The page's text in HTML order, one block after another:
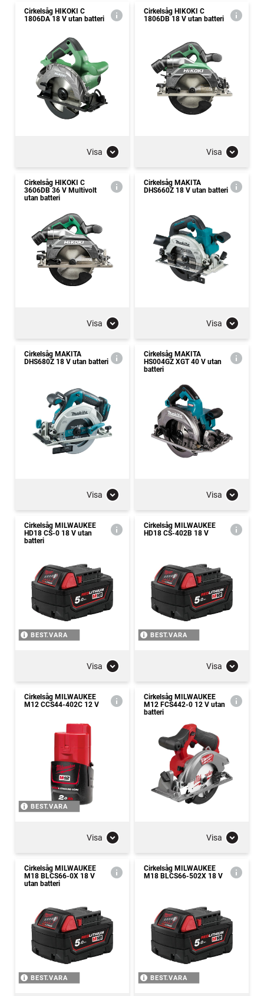
Cirkelsåg HIKOKI C
1806DA 18 V utan batteri
Visa
Cirkelsåg HIKOKI C
1806DB 18 V utan batteri
Visa
Cirkelsåg HIKOKI C
3606DB 36 V Multivolt
utan batteri
Visa
Cirkelsåg MAKITA
DHS660Z 18 V utan batteri
Visa
Cirkelsåg MAKITA
DHS680Z 18 V utan batteri
Visa
Cirkelsåg MAKITA
HS004GZ XGT 40 V utan
batteri
Visa
Cirkelsåg MILWAUKEE
HD18 CS-0 18 V utan
batteri
BEST.VARA
Visa
Cirkelsåg MILWAUKEE
HD18 CS-402B 18 V
BEST.VARA
Visa
Cirkelsåg MILWAUKEE
M12 CCS44-402C 12 V
BEST.VARA
Visa
Cirkelsåg MILWAUKEE
M12 FCS442-0 12 V utan
batteri
Visa
Cirkelsåg MILWAUKEE
M18 BLCS66-0X 18 V
utan batteri
BEST.VARA
Cirkelsåg MILWAUKEE
M18 BLCS66-502X 18 V
BEST.VARA